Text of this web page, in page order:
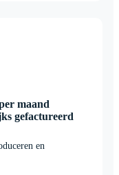
maand
gefactureerd
en